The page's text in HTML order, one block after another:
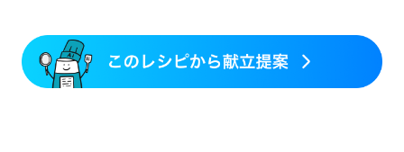
産後（ミルク）
乾癬
フレイル（年齢に合わせた体作り）
低栄養予防
貧血対策